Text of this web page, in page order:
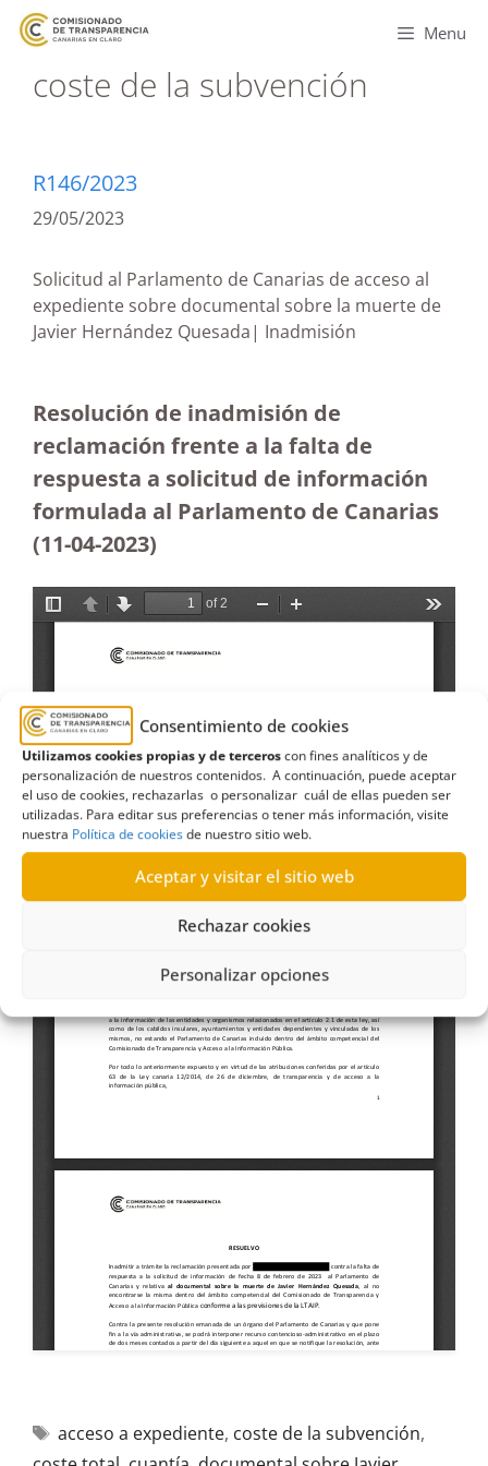
Consentimiento de cookies
Utilizamos cookies propias y de terceroscon fines analíticos y de
personalización de nuestros contenidos. A continuación, puede aceptar
el uso de cookies, rechazarlas o personalizar cuál de ellas pueden ser
utilizadas. Para editar sus preferencias o tener más información, visite
nuestra Política de cookiesde nuestro sitio web.
Aceptar y visitar el sitio web
Rechazar cookies
Personalizar opciones
Menu
coste de la subvención
R146/2023
29/05/2023
Solicitud al Parlamento de Canarias de acceso al
expediente sobre documental sobre la muerte de
Javier Hernández Quesada| Inadmisión
Resolución de inadmisión de
reclamación frente a la falta de
respuesta a solicitud de información
formulada al Parlamento de Canarias
(11-04-2023)
acceso a expediente, coste de la subvención,